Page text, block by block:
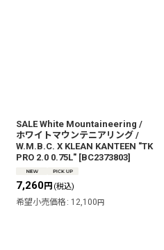
SALE White Mountaineering /
ホワイトマウンテニアリング /
W.M.B.C. X KLEAN KANTEEN "TK
PRO 2.0 0.75L" [BC2373803]
7,260円 (税込)
希望小売価格 : 12,100円